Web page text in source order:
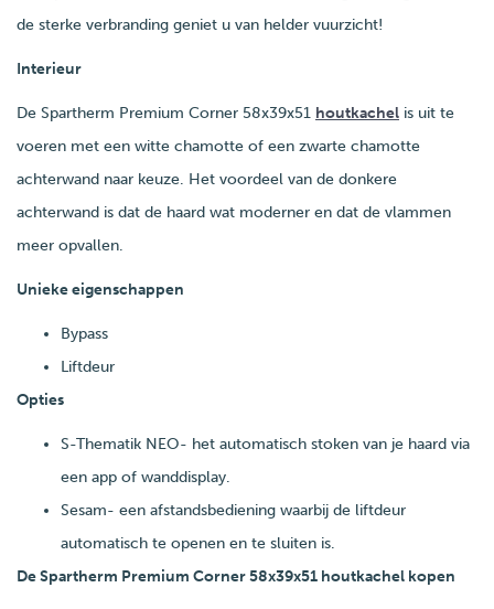
de sterke verbranding geniet u van helder vuurzicht!
Interieur
De Spartherm Premium Corner 58x39x51 houtkachel is uit te
voeren met een witte chamotte of een zwarte chamotte
achterwand naar keuze. Het voordeel van de donkere
achterwand is dat de haard wat moderner en dat de vlammen
meer opvallen.
Unieke eigenschappen
Bypass
Liftdeur
Opties
S-Thematik NEO- het automatisch stoken van je haard via
een app of wanddisplay.
Sesam- een afstandsbediening waarbij de liftdeur
automatisch te openen en te sluiten is.
De Spartherm Premium Corner 58x39x51 houtkachel kopen